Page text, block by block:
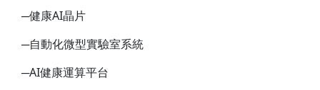
─健康AI晶片
─自動化微型實驗室系統
─AI健康運算平台